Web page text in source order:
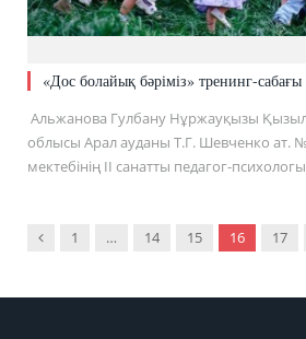
«Дос болайық бәріміз» тренинг-сабағы
Альжанова Гулбану Нұржауқызы
облысы Арал ауданы Т.Г. Шевченко ат.
мектебінің ІІ санатты педагог-
Previous
1 … 14 15 16 17